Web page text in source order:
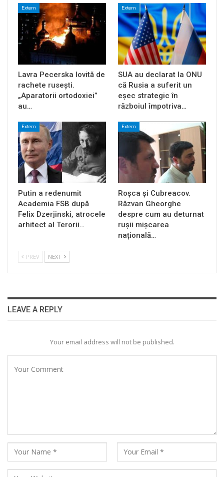
Extern
Lavra Pecerska lovită de
rachete rusești.
„Aparatorii ortodoxiei”
au…
Extern
SUA au declarat la ONU
că Rusia a suferit un
eșec strategic în
războiul împotriva…
Extern
Putin a redenumit
Academia FSB după
Felix Dzerjinski, atrocele
arhitect al Terorii…
Extern
Roșca și Cubreacov.
Răzvan Gheorghe
despre cum au deturnat
rușii mișcarea
națională…
PREV NEXT
LEAVE A REPLY
Your email address will not be published.